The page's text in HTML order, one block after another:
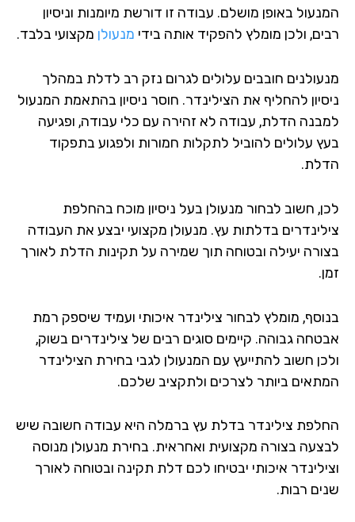
המנעול באופן מושלם. עבודה זו דורשת מיומנות וניסיון
רבים, ולכן מומלץ להפקיד אותה בידי מנעולן מקצועי בלבד.
מנעולנים חובבים עלולים לגרום נזק רב לדלת במהלך
ניסיון להחליף את הצילינדר. חוסר ניסיון בהתאמת המנעול
למבנה הדלת, עבודה לא זהירה עם כלי עבודה, ופגיעה
בעץ עלולים להוביל לתקלות חמורות ולפגוע בתפקוד
הדלת.
לכן, חשוב לבחור מנעולן בעל ניסיון מוכח בהחלפת
צילינדרים בדלתות עץ. מנעולן מקצועי יבצע את העבודה
בצורה יעילה ובטוחה תוך שמירה על תקינות הדלת לאורך
זמן.
בנוסף, מומלץ לבחור צילינדר איכותי ועמיד שיספק רמת
אבטחה גבוהה. קיימים סוגים רבים של צילינדרים בשוק,
ולכן חשוב להתייעץ עם המנעולן לגבי בחירת הצילינדר
המתאים ביותר לצרכים ולתקציב שלכם.
החלפת צילינדר בדלת עץ ברמלה היא עבודה חשובה שיש
לבצעה בצורה מקצועית ואחראית. בחירת מנעולן מנוסה
וצילינדר איכותי יבטיחו לכם דלת תקינה ובטוחה לאורך
שנים רבות.